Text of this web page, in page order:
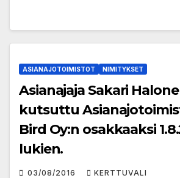
ASIANAJOTOIMISTOT NIMITYKSET
Asianajaja Sakari
kutsuttu
Bird Oy:n osakkaaksi
lukien.
03/08/2016 KERTTUVALI